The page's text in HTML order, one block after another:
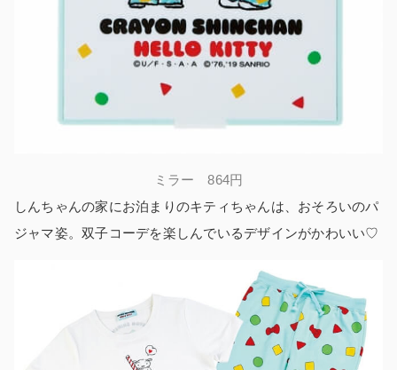
ミラー 864円
しんちゃんの家にお泊まりのキティちゃんは、おそろいのパ
ジャマ姿。双子コーデを楽しんでいるデザインがかわいい♡